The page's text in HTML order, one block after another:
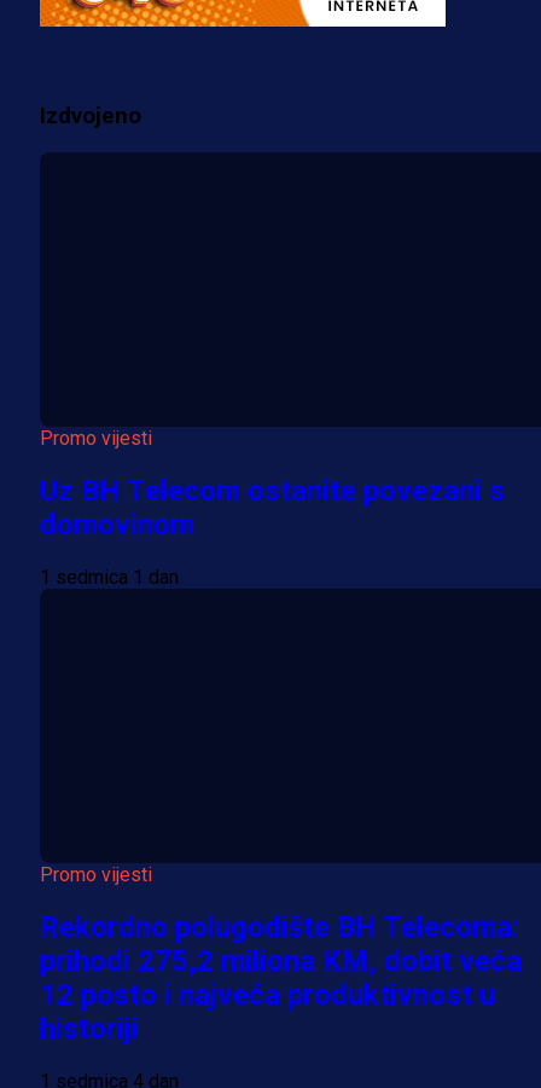
prostorije FK Borac!
Više vijesti
Izdvojeno
Promo vijesti
Uz BH Telecom ostanite povezani s
domovinom
1 sedmica 1 dan
Promo vijesti
Rekordno polugodište BH Telecoma:
prihodi 275,2 miliona KM, dobit veća
12 posto i najveća produktivnost u
historiji
1 sedmica 4 dan